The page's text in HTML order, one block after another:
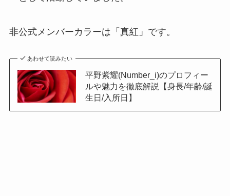
非公式メンバーカラーは「真紅」です。
あわせて読みたい
平野紫耀(Number_i)のプロフィー
ルや魅力を徹底解説【身長/年齢/誕
生日/入所日】